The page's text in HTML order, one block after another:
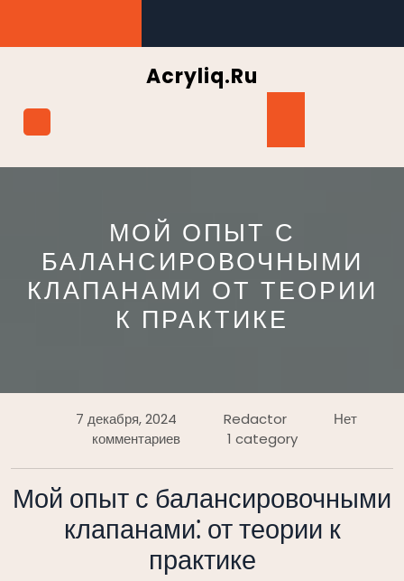
содержимому
Acryliq.ru
МОЙ ОПЫТ С
БАЛАНСИРОВОЧНЫМИ
КЛАПАНАМИ ОТ ТЕОРИИ
К ПРАКТИКЕ
7 декабря, 2024 Redactor
Нет
комментариев
1 category
Мой опыт с балансировочными
клапанами⁚ от теории к
практике